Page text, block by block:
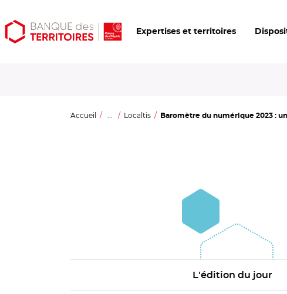
Aller
au
Aller
au
Ouvrir
les
Expertises et territoires
Accueil ... Localtis Baromètre du numérique 2023 :
L'édition du jour